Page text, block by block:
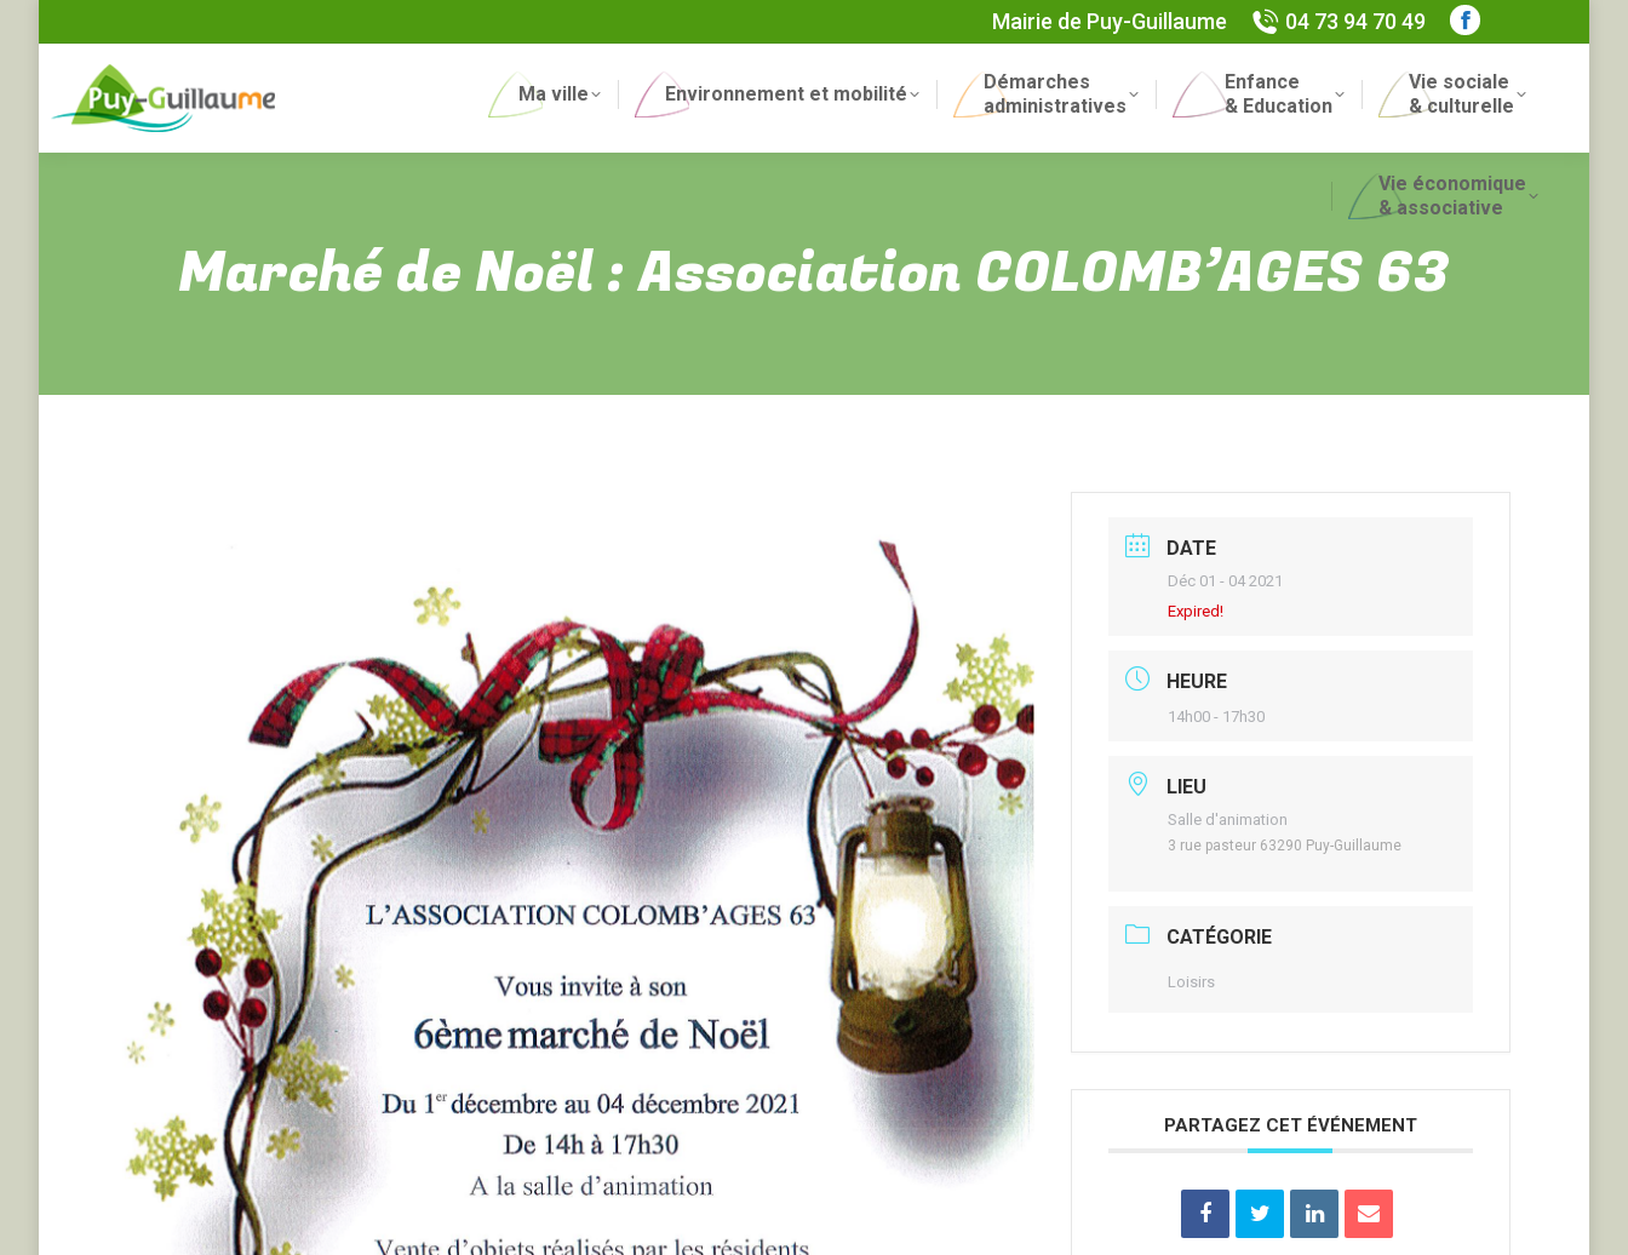
Mairie de Puy-Guillaume 04 73 94 70 49
Facebook
opens
new
window
Ma ville Environnement et mobilité
Démarches
administratives
Enfance
& Education
Vie sociale
& culturelle
Vie économique
& associative
Marché de Noël : Association COLOMB’AGES 63
DATE
Déc 01 - 04 2021
Expired!
HEURE
14h00 - 17h30
LIEU
Salle d'animation
3 rue pasteur 63290 Puy-Guillaume
CATÉGORIE
Loisirs
PARTAGEZ CET ÉVÉNEMENT